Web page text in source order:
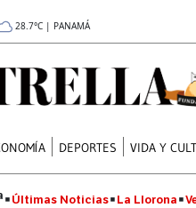
28.7°C | PANAMÁ
DEPORTES VIDA Y
Últimas Noticias La Llorona